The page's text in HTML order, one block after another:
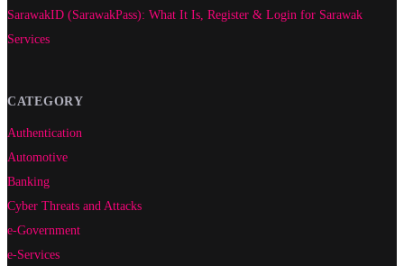
SarawakID (SarawakPass): What It Is, Register & Login for Sarawak
Services
CATEGORY
Authentication
Automotive
Banking
Cyber Threats and Attacks
e-Government
e-Services